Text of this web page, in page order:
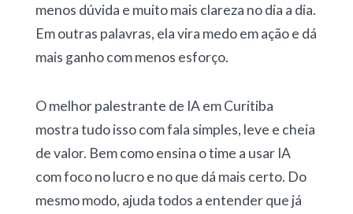
menos dúvida e muito mais clareza no dia a dia.
Em outras palavras, ela vira medo em ação e dá
mais ganho com menos esforço.
O melhor palestrante de IA em Curitiba
mostra tudo isso com fala simples, leve e cheia
de valor. Bem como ensina o time a usar IA
com foco no lucro e no que dá mais certo. Do
mesmo modo, ajuda todos a entender que já